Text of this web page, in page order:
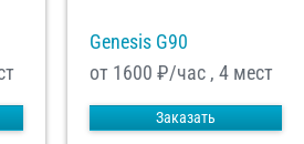
Genesis G90
от 1600 ₽/час , 4 мест
Заказать